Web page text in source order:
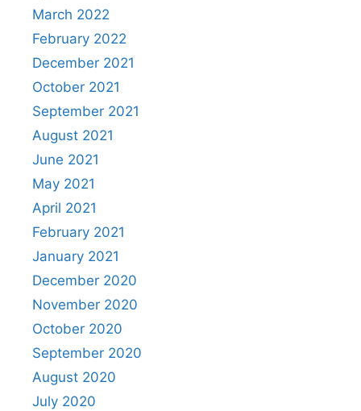
March 2022
February 2022
December 2021
October 2021
September 2021
August 2021
June 2021
May 2021
April 2021
February 2021
January 2021
December 2020
November 2020
October 2020
September 2020
August 2020
July 2020